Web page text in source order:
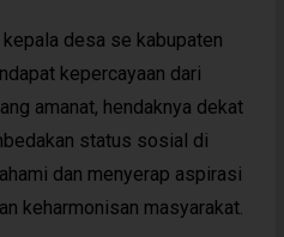
desa se kabupaten
kepercayaan dari
amanat, hendaknya dekat
status sosial di
dan menyerap aspirasi
keharmonisan masyarakat.